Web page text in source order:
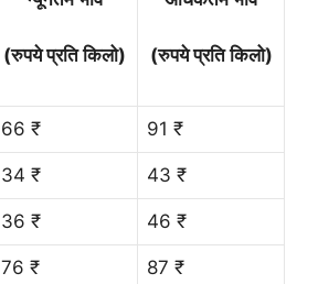
(रुपये प्रति किलो) (रुपये प्रति किलो)
66 ₹ 91 ₹
34 ₹ 43 ₹
36 ₹ 46 ₹
76 ₹ 87 ₹